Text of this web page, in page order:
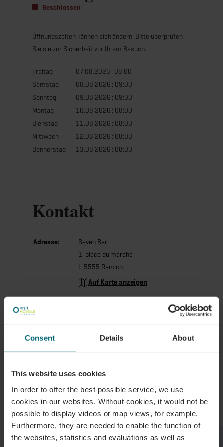
Consent Details About
This website uses cookies
In order to offer the best possible service, we use
cookies in our websites. Without cookies, it would not be
possible to display videos or map views, for example.
Furthermore, they are needed to enable the function of
the websites, statistics and evaluations as well as
Geschlossen
Öffnungszeiten können sich ändern. Bitte überprüfen
Sie sie zur Sicherheit vor Ihrem Besuch.
Freitag
07.08.2026 : 08:00
Samstag
08.08.2026 : 09:00
Sonntag
09.08.2026 : 09:00
Montag
10.08.2026 : 08:00
Dienstag
11.08.2026 : 08:00
Mittwoch
12.08.2026 : 08:00
Donnerstag
13.08.2026 : 08:00
Kontakt
Adresse:
Seven Bar
1, place du marché
L-5555 Remich
Auf Karte anzeigen
Tel.:
Ähnliche
Restaurants
Mehr erfahren